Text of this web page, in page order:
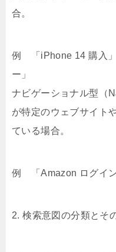
合。
例 「iPhone 14 購入」
ー」
ナビゲーショナル型
が特定のウェブサイト
ている場合。
例 「Amazon ログイン
2. 検索意図の分類とそ